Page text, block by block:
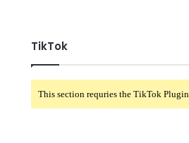
TikTok
This section requries the TikTok Plugin.